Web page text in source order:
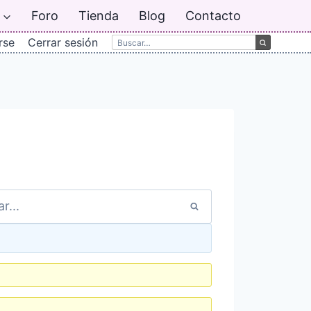
Foro Tienda Blog Contacto
Cerrar sesión